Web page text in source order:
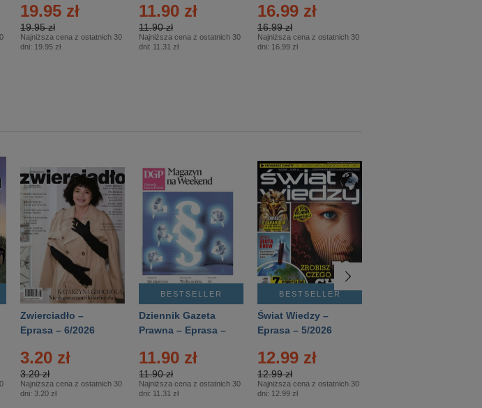
19.95 zł
19.95 zł
Najniższa cena z ostatnich 30
dni: 19.95 zł
11.90 zł
11.90 zł
Najniższa cena z ostatnich 30
dni: 11.31 zł
16.99 zł
16.99 zł
Najniższa cena z ostatnich 30
dni: 16.99 zł
Zwierciadło –
Eprasa – 6/2026
3.20 zł
3.20 zł
Najniższa cena z ostatnich 30
dni: 3.20 zł
BESTSELLER
Dziennik Gazeta
Prawna – Eprasa –
11.90 zł
11.90 zł
Najniższa cena z ostatnich 30
dni: 11.31 zł
BESTSELLER
Świat Wiedzy –
Eprasa – 5/2026
12.99 zł
12.99 zł
Najniższa cena z ostatnich 30
dni: 12.99 zł